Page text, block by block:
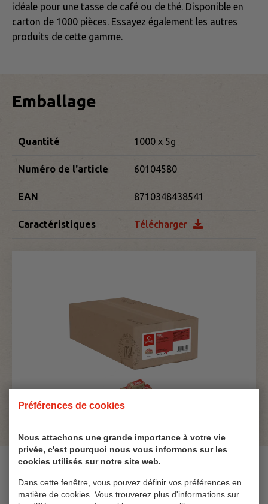
Préférences de cookies
Nous attachons une grande importance à votre vie
privée, c'est pourquoi nous vous informons sur les
cookies utilisés sur notre site web.
Dans cette fenêtre, vous pouvez définir vos préférences en
matière de cookies. Vous trouverez plus d'informations sur
idéale pour une tasse de café ou de thé. Disponible en
carton de 1000 pièces. Essayez également les autres
produits de cette gamme.
Emballage
Quantité 1000 x 5g
Numéro de l'article 60104580
EAN 8710348438541
Caractéristiques Télécharger
Sucre